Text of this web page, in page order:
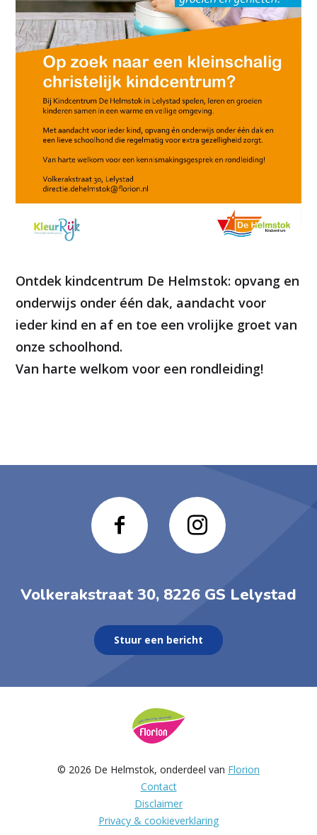
Ontdek kindcentrum De Helmstok: opvang en
onderwijs onder één dak, aandacht voor
ieder kind en af en toe een vrolijke groet van
onze schoolhond.
Van harte welkom voor een rondleiding!
Volkerakstraat 30, 8226 GS Lelystad
Stuur een bericht
© 2026 De Helmstok, onderdeel van Florion
Contact
Disclaimer
Privacy & cookieverklaring